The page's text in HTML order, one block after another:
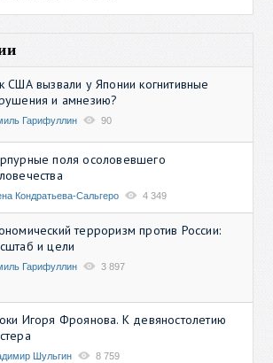
США вызвали у Японии когнитивные
и амнезию?
Гарифуллин 90
поля осоловевшего
Кондратьева-Сальгеро 4 349
терроризм против России:
и цели
Гарифуллин 3 897
Игоря Фроянова. К девяностолетию
Шульгин 8 759